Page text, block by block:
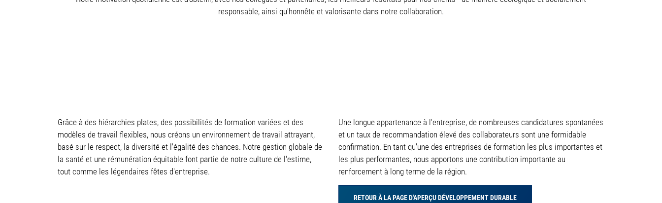
responsable, ainsi qu'honnête et valorisante dans notre collaboration.
Grâce à des hiérarchies plates, des possibilités de formation variées et des
modèles de travail flexibles, nous créons un environnement de travail attrayant,
basé sur le respect, la diversité et l'égalité des chances. Notre gestion globale de
la santé et une rémunération équitable font partie de notre culture de l'estime,
tout comme les légendaires fêtes d'entreprise.
Une longue appartenance à l'entreprise, de nombreuses candidatures spontanées
et un taux de recommandation élevé des collaborateurs sont une formidable
confirmation. En tant qu'une des entreprises de formation les plus importantes et
les plus performantes, nous apportons une contribution importante au
renforcement à long terme de la région.
RETOUR À LA PAGE D'APERÇU DÉVELOPPEMENT DURABLE